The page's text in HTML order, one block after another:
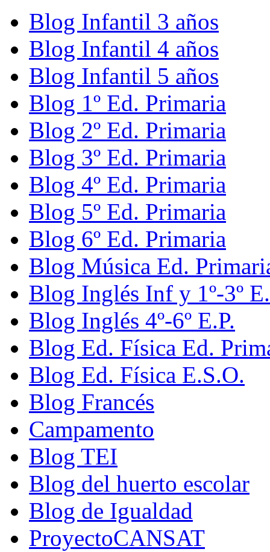
Blog Infantil 3 años
Blog Infantil 4 años
Blog Infantil 5 años
Blog 1º Ed. Primaria
Blog 2º Ed. Primaria
Blog 3º Ed. Primaria
Blog 4º Ed. Primaria
Blog 5º Ed. Primaria
Blog 6º Ed. Primaria
Blog Música Ed.
Blog Inglés Inf y 1º-3º
Blog Inglés 4º-6º E.P.
Blog Ed. Física Ed.
Blog Ed. Física E.S.O.
Blog Francés
Campamento
Blog TEI
Blog del huerto escolar
Blog de Igualdad
ProyectoCANSAT